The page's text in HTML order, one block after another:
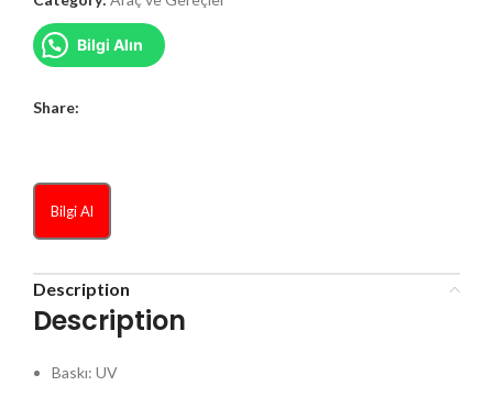
Bilgi Alın
Share:
Bilgi Al
Description
Description
Baskı: UV